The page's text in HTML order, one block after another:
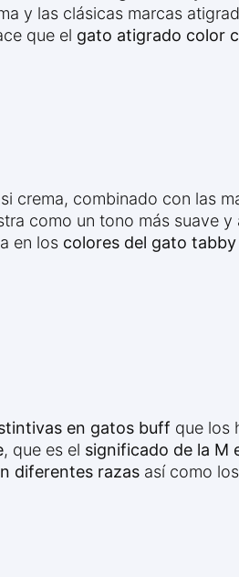
y las clásicas marcas
que el gato atigrado color
crema, combinado con las
como un tono más suave
en los colores del gato
en gatos buff que los
, que es el significado de la M
diferentes razas así como los